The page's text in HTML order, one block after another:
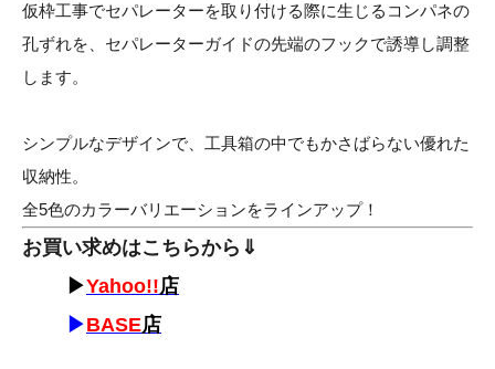
仮枠工事でセパレーターを取り付ける際に生じるコンパネの
孔ずれを、セパレーターガイドの先端のフックで誘導し調整
します。
シンプルなデザインで、工具箱の中でもかさばらない優れた
収納性。
全5色のカラーバリエーションをラインアップ！
お買い求めはこちらから⇓
▶Yahoo!!店
▶BASE店